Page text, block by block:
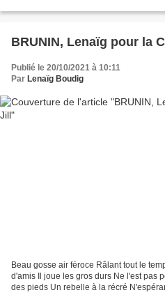
BRUNIN, Lenaïg pour la
Publié le 20/10/2021 à 10:11
Par Lenaïg Boudig
Beau gosse air féroce Râlant tout le
d'amis Il joue les gros durs Ne l'est pas
des pieds Un rebelle à la récré